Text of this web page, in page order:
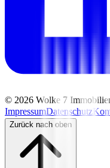
© 2026 Wolke 7
ImpressumDatenschutz
Zurück nach oben